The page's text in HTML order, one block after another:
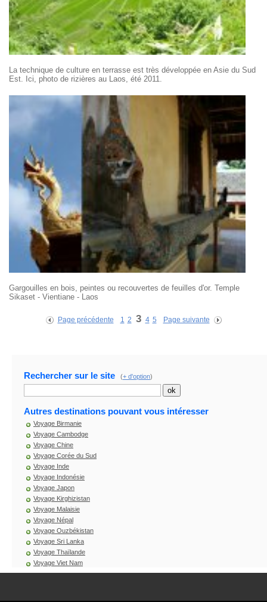
La technique de culture en terrasse est très développée en Asie du Sud
Est. Ici, photo de rizières au Laos, été 2011.
Gargouilles en bois, peintes ou recouvertes de feuilles d'or. Temple
Sikaset - Vientiane - Laos
Page précédente 1 2 3 4 5 Page suivante
Rechercher sur le site (+ d'option)
Autres destinations pouvant vous intéresser
Voyage Birmanie
Voyage Cambodge
Voyage Chine
Voyage Corée du Sud
Voyage Inde
Voyage Indonésie
Voyage Japon
Voyage Kirghizistan
Voyage Malaisie
Voyage Népal
Voyage Ouzbékistan
Voyage Sri Lanka
Voyage Thaïlande
Voyage Viet Nam